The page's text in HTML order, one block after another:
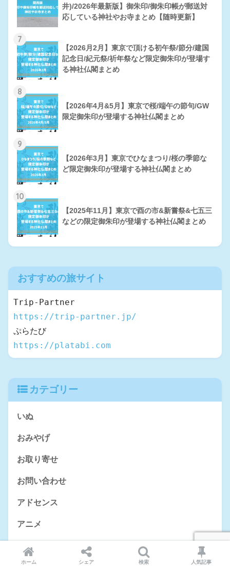
井)/2026年最新版】御朱印/御朱印帳が郵送対
応している神社やお寺まとめ【随時更新】
7
【2026月2月】東京で頂ける初午祭/節分/建国
記念日/紀元祭/祈年祭など限定御朱印が登場す
る神社仏閣まとめ
8
【2026年4月&5月】東京で桜/端午の節句/GW
限定御朱印が登場する神社仏閣まとめ
9
【2026年3月】東京でひなまつり/桜の季節な
ど限定御朱印が登場する神社仏閣まとめ
10
【2025年11月】東京で酉の市&新嘗祭&七五三
などの限定御朱印が登場する神社仏閣まとめ
おすすめの旅サイト
https://trip-partner.jp/
https://platabi.com
カテゴリー
いぬ
おみやげ
お取り寄せ
お問い合わせ
アドセンス
アニメ
グルメ
ゲーム
ホーム シェア 検索 人気記事